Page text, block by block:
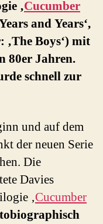
‚Cucumber
and Years‘,
‚The Boys‘) mit
80er Jahren.
schnell zur
und auf dem
der neuen Serie
Die
Davies
‚Cucumber